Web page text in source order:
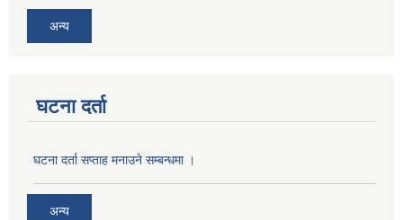
अन्य
घटना दर्ता
घटना दर्ता सप्ताह मनाउने सम्बन्धमा ।
अन्य